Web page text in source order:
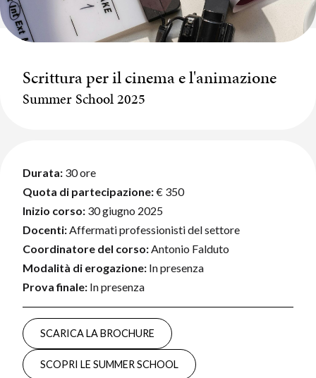
Scrittura per il cinema e l'animazione
Summer School 2025
Durata: 30 ore
Quota di partecipazione:€ 350
Inizio corso: 30 giugno 2025
Docenti: Affermati professionisti del settore
Coordinatore del corso: Antonio Falduto
Modalità di erogazione: In presenza
Prova finale: In presenza
SCARICA LA BROCHURE
SCOPRI LE SUMMER SCHOOL